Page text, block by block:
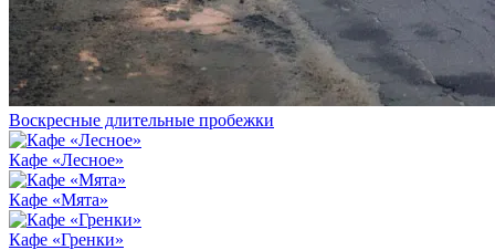
Воскресные длительные пробежки
Кафе «Лесное»
Кафе «Мята»
Кафе «Гренки»